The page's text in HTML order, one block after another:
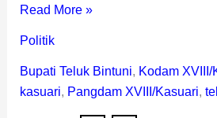
Read More »
Politik
Bupati Teluk Bintuni, Kodam XVIII/
kasuari, Pangdam XVIII/Kasuari,